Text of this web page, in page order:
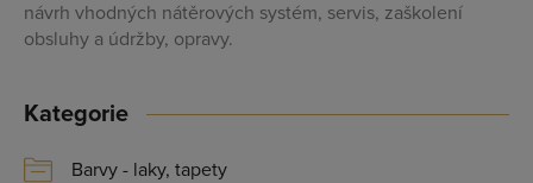
návrh vhodných nátěrových systém, servis, zaškolení
obsluhy a údržby, opravy.
Kategorie
Barvy - laky, tapety